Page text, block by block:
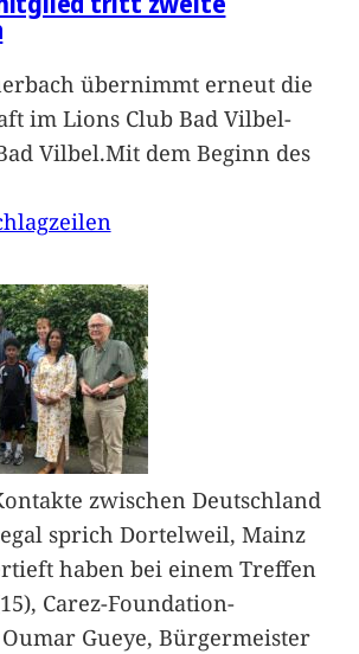
übernimmt erneut die
im Lions Club Bad Vilbel-
Vilbel.Mit dem Beginn des
zwischen Deutschland
sprich Dortelweil, Mainz
haben bei einem Treffen
Carez-Foundation-
Gueye, Bürgermeister